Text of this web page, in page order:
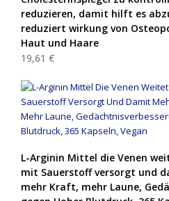
reduzieren, damit hilft es
reduziert wirkung von
Haut und Haare
19,61 €
L-Arginin Mittel die Venen
mit Sauerstoff versorgt und
mehr Kraft, mehr Laune,